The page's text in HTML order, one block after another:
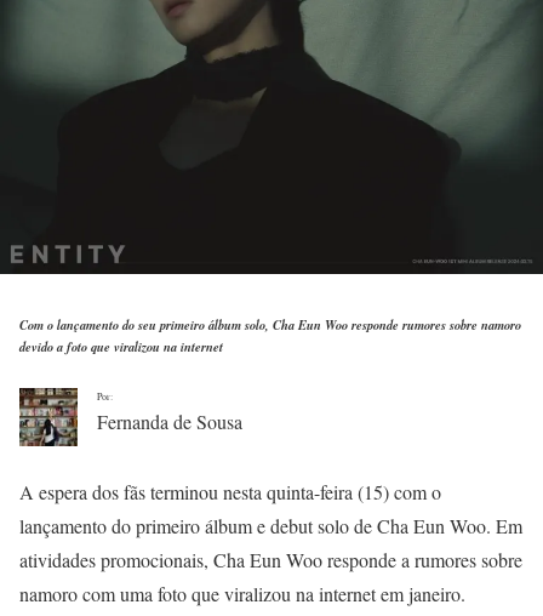
Com o lançamento do seu primeiro álbum solo, Cha Eun Woo responde rumores sobre namoro
devido a foto que viralizou na internet
Por:
Fernanda de Sousa
A espera dos fãs terminou nesta quinta-feira (15) com o
lançamento do primeiro álbum e debut solo de Cha Eun Woo. Em
atividades promocionais, Cha Eun Woo responde a rumores sobre
namoro com uma foto que viralizou na internet em janeiro.